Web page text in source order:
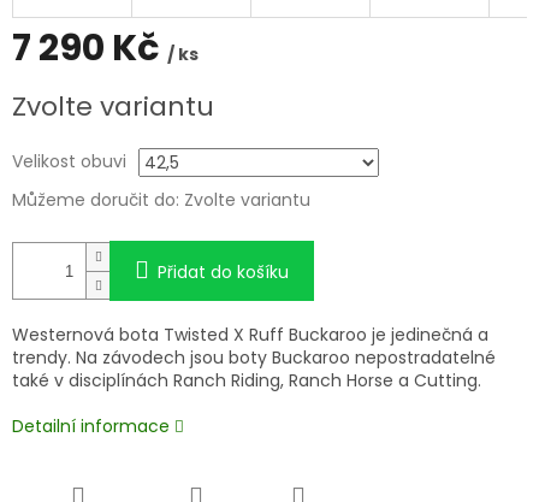
7 290 Kč / ks
cena:
Zvolte variantu
Velikost obuvi
Můžeme doručit do: Zvolte variantu
Přidat do košíku
Westernová bota Twisted X Ruff Buckaroo je jedinečná a
trendy. Na závodech jsou boty Buckaroo nepostradatelné
také v disciplínách Ranch Riding, Ranch Horse a Cutting.
Detailní informace